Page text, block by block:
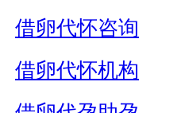
借卵代怀咨询
借卵代怀机构